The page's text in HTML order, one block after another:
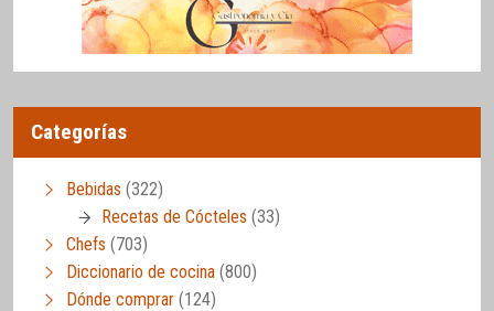
Categorías
Bebidas (322)
Recetas de Cócteles (33)
Chefs (703)
Diccionario de cocina (800)
Dónde comprar (124)